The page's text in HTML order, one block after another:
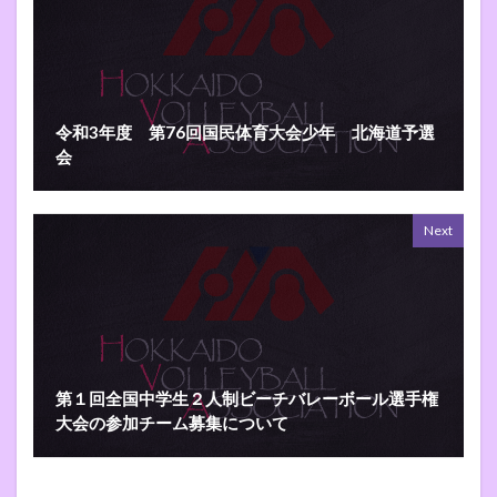
令和3年度 第76回国民体育大会少年 北海道予選
会
Next
第１回全国中学生２人制ビーチバレーボール選手権
大会の参加チーム募集について